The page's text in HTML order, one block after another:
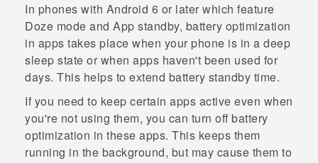
HỖ TRỢ
In phones with Android 6 or later which feature
Doze mode and App standby, battery optimization
in apps takes place when your phone is in a deep
sleep state or when apps haven't been used for
days. This helps to extend battery standby time.
If you need to keep certain apps active even when
you're not using them, you can turn off battery
optimization in these apps. This keeps them
running in the background, but may cause them to